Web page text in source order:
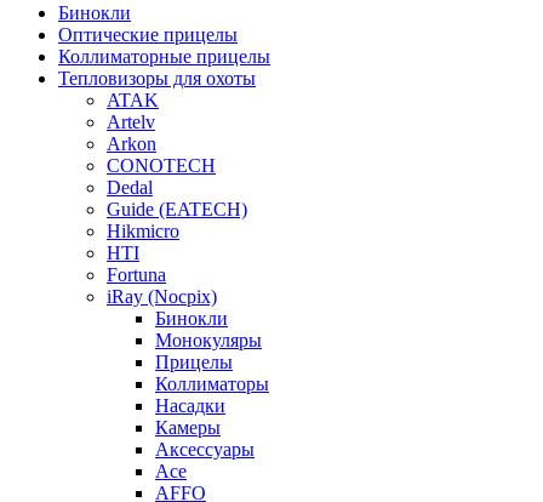
Бинокли
Оптические прицелы
Коллиматорные прицелы
Тепловизоры для охоты
ATAK
Artelv
Arkon
CONOTECH
Dedal
Guide (EATECH)
Hikmicro
HTI
Fortuna
iRay (Nocpix)
Бинокли
Монокуляры
Прицелы
Коллиматоры
Насадки
Камеры
Аксессуары
Ace
AFFO